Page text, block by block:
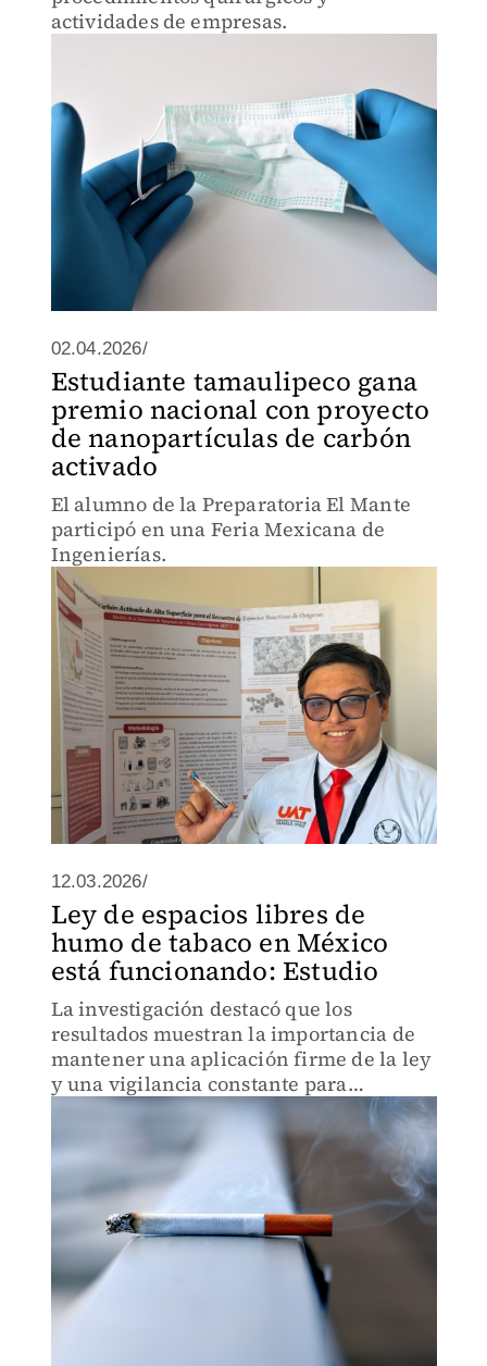
actividades de empresas.
02.04.2026/
Estudiante tamaulipeco gana
premio nacional con proyecto
de nanopartículas de carbón
activado
El alumno de la Preparatoria El Mante
participó en una Feria Mexicana de
Ingenierías.
12.03.2026/
Ley de espacios libres de
humo de tabaco en México
está funcionando: Estudio
La investigación destacó que los
resultados muestran la importancia de
mantener una aplicación firme de la ley
y una vigilancia constante para
consolidar los avances alcanzados.